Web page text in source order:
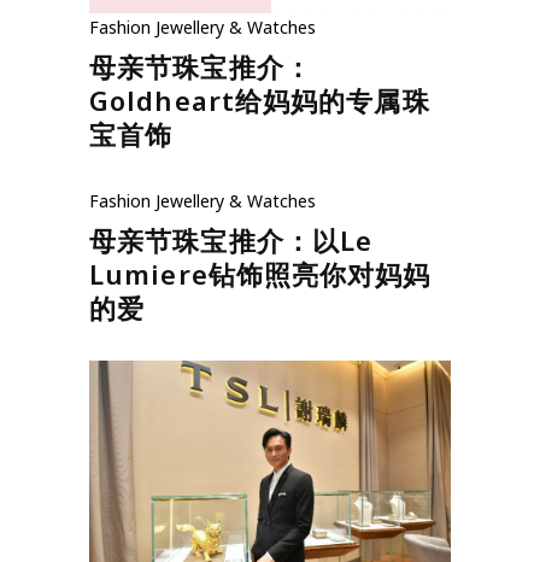
Fashion Jewellery & Watches
母亲节珠宝推介：
Goldheart给妈妈的专属珠
宝首饰
Fashion Jewellery & Watches
母亲节珠宝推介：以Le
Lumiere钻饰照亮你对妈妈
的爱